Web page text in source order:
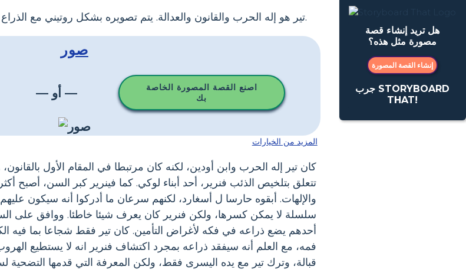
هل تريد إنشاء قصة
مصورة مثل هذه؟
إنشاء القصة المصورة
جرب STORYBOARD
THAT!
تير هو إله الحرب والقانون والعدالة. يتم تصويره بشكل روتيني مع الذراع اليمنى المفقود، ويحمل الرمح أو صولجان.
صور
— أو —
اصنع القصة المصورة الخاصة
بك
المزيد من الخيارات
كان تير إله الحرب وابن أودين، لكنه كان مرتبطا في المقام الأول
تتعلق بتلخيص الذئب فنرير، أحد أبناء لوكي. كما فينرير كبر السن، أصبح
والإلهات. أبقوه حارسا ل أسغارد، لكنهم سرعان ما أدركوا أنه سيكون
سلسلة لا يمكن كسرها، ولكن فنرير كان يعرف شيئا خاطئا. ووافق على
أحدهم يضع ذراعه في فكه لأغراض التأمين. كان تير فقط شجاعا بما فيه
فمه، مع العلم أنه سيفقد ذراعه بمجرد اكتشاف فنرير انه لا يستطيع
قبالة، وترك تير مع يده اليسرى فقط، ولكن المعرفة التي قدمها التضحية